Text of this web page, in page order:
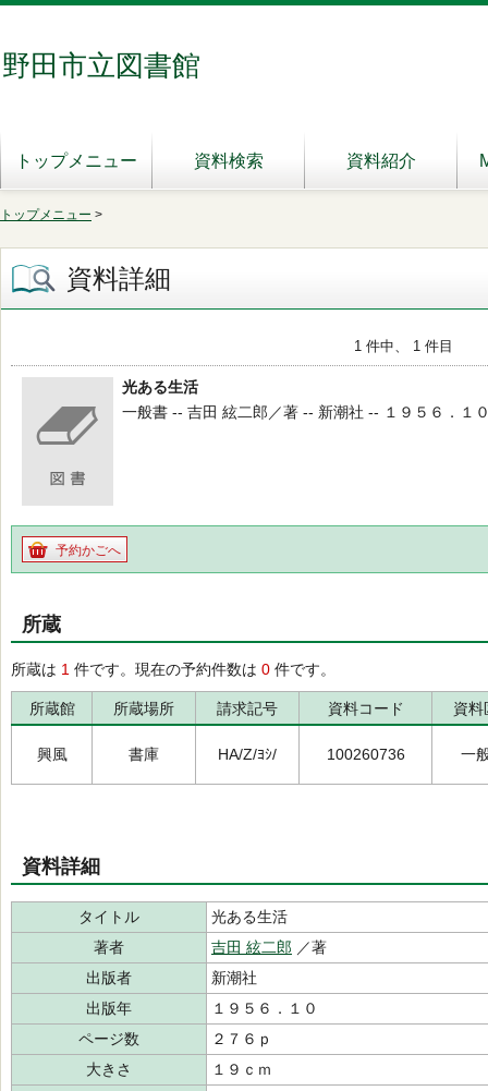
野田市立図書館
トップメニュー 資料検索 資料紹介
トップメニュー >
資料詳細
1 件中、 1 件目
光ある生活
一般書 -- 吉田 絃二郎／著 -- 新潮社 -- １９５６．１
予約かごへ
所蔵
所蔵は 1 件です。現在の予約件数は 0 件です。
所蔵館 所蔵場所 請求記号 資料コード 資料
興風 書庫 HA/Z/ﾖｼ/ 100260736 一
資料詳細
タイトル
光ある生活
著者
吉田 絃二郎 ／著
出版者
新潮社
出版年
１９５６．１０
ページ数
２７６ｐ
大きさ
１９ｃｍ